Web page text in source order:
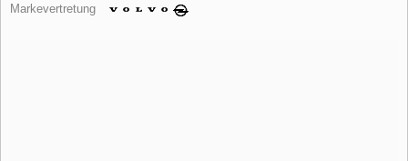
Markevertretung